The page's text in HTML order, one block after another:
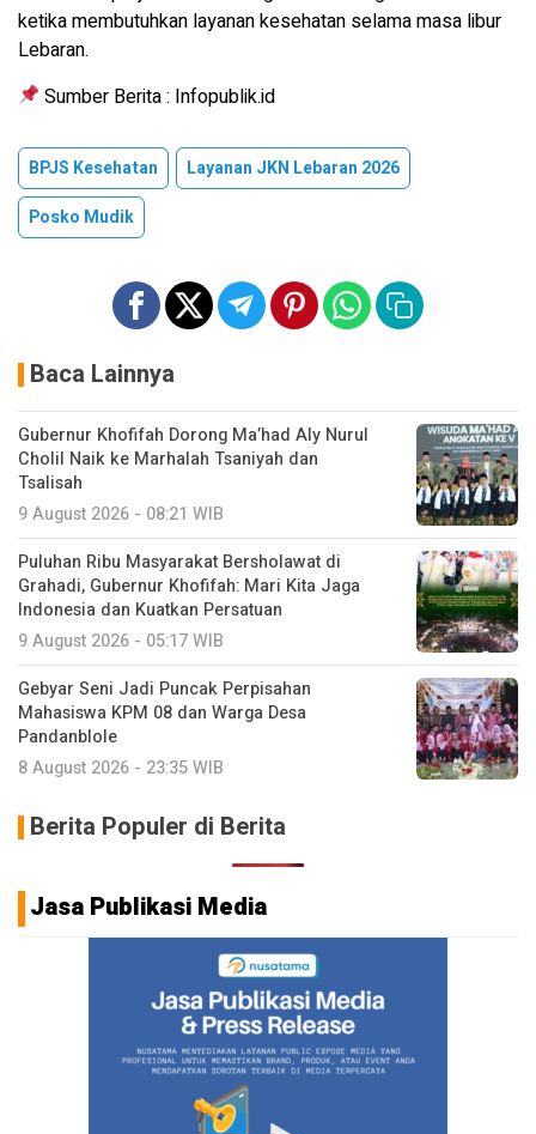
ketika membutuhkan layanan kesehatan selama masa libur
Lebaran.
Sumber Berita : Infopublik.id
BPJS Kesehatan
Layanan JKN Lebaran 2026
Posko Mudik
Baca Lainnya
Gubernur Khofifah Dorong Ma’had Aly Nurul
Cholil Naik ke Marhalah Tsaniyah dan
Tsalisah
9 August 2026 - 08:21 WIB
Puluhan Ribu Masyarakat Bersholawat di
Grahadi, Gubernur Khofifah: Mari Kita Jaga
Indonesia dan Kuatkan Persatuan
9 August 2026 - 05:17 WIB
Gebyar Seni Jadi Puncak Perpisahan
Mahasiswa KPM 08 dan Warga Desa
Pandanblole
8 August 2026 - 23:35 WIB
Berita Populer di Berita
Jasa Publikasi Media